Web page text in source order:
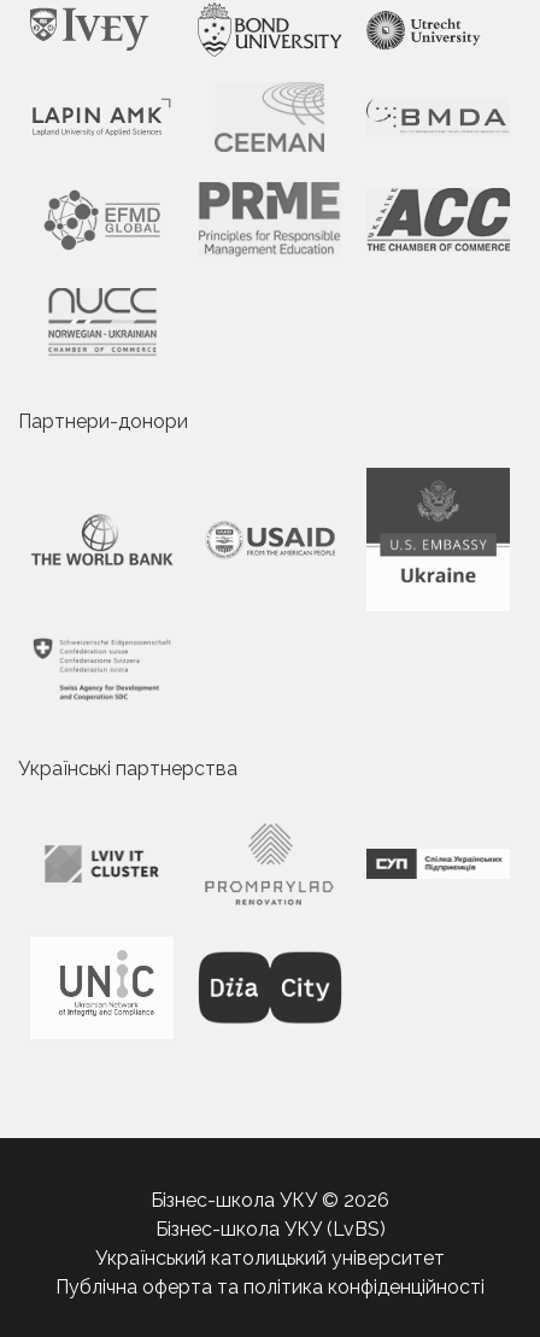
Партнери-донори
Українські партнерства
Бізнес-школа УКУ © 2026
Бізнес-школа УКУ (LvBS)
Український католицький університет
Публічна оферта та політика конфіденційності